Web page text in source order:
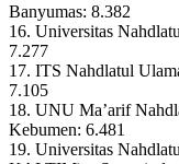
Banyumas: 8.382
16. Universitas
7.277
17. ITS Nahdlatul
7.105
18. UNU Ma’arif
Kebumen: 6.481
19. Universitas